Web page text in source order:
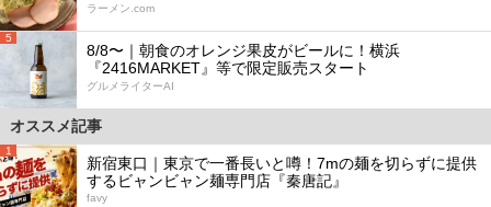
ラーメン.com
5
8/8〜｜朝食のオレンジ果皮がビールに！横浜
『2416MARKET』等で限定販売スタート
グルメライターAI
オススメ記事
1
新宿東口｜東京で一番長いと噂！7mの麺を切らずに提供
するビャンビャン麺専門店『秦唐記』
favy